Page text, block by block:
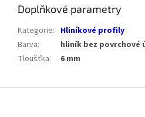
Doplňkové parametry
Kategorie: Hliníkové profily
Barva:
hliník bez povrchové
Tloušťka: 6 mm